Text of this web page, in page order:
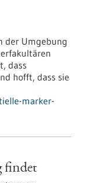
der Umgebung
dass
hofft, dass sie
marker-
findet